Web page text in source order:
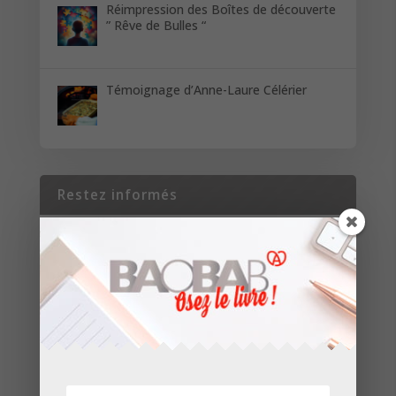
Réimpression des Boîtes de découverte
” Rêve de Bulles “
Témoignage d’Anne-Laure Célérier
Restez informés